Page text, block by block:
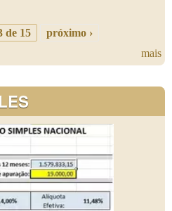
de 15
próximo ›
mais